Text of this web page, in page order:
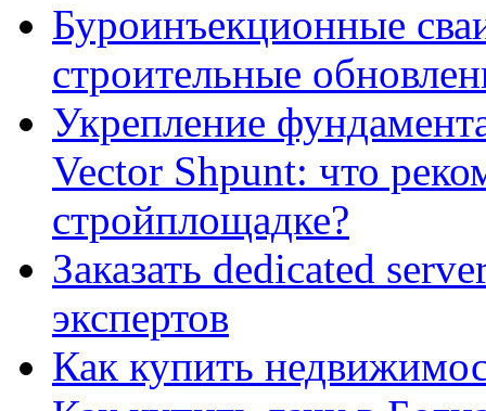
Буроинъекционные
строительные
Укрепление
Vector Shpunt: что
стройплощадке?
Заказать dedicated
экспертов
Как купить